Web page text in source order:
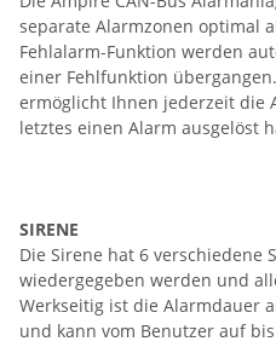
separate Alarmzonen optimal
Fehlalarm-Funktion werden
einer Fehlfunktion
ermöglicht Ihnen jederzeit die
letztes einen Alarm ausgelöst
SIRENE
Die Sirene hat 6 verschiedene
wiedergegeben werden und
Werkseitig ist die Alarmdauer
und kann vom Benutzer auf